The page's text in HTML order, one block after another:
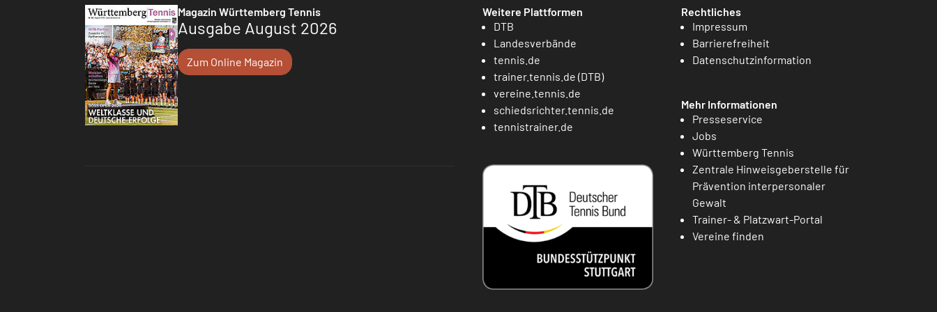
Magazin Württemberg Tennis
Ausgabe August 2026
Zum Online Magazin
Weitere Plattformen
DTB
Landesverbände
tennis.de
trainer.tennis.de (DTB)
vereine.tennis.de
schiedsrichter.tennis.de
tennistrainer.de
Rechtliches
Impressum
Barrierefreiheit
Datenschutzinformation
Mehr Informationen
Presseservice
Jobs
Württemberg Tennis
Zentrale Hinweisgeberstelle für
Prävention interpersonaler
Gewalt
Trainer- & Platzwart-Portal
Vereine finden